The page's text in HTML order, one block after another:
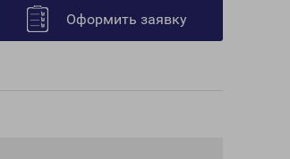
Оформить заявку